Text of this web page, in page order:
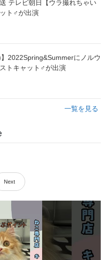
テレビ朝日【ウラ撮れちゃい
ト♂が出演
】2022Spring&Summerにノルウ
トキャット♂が出演
一覧を見る
Next